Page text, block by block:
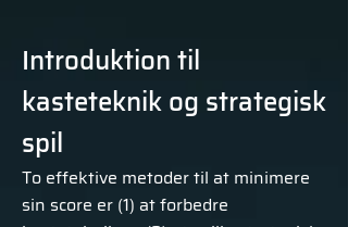
Introduktion til
kasteteknik og strategisk
spil
To effektive metoder til at minimere
sin score er (1) at forbedre